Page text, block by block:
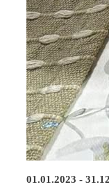
01.01.2023 -